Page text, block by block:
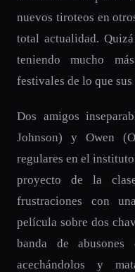
nuevos tiroteos en
total actualidad.
teniendo mucho
festivales de lo que sus
Dos amigos
Johnson) y Owen
regulares en el
proyecto de la
frustraciones con
película sobre dos
banda de
acechándolos y